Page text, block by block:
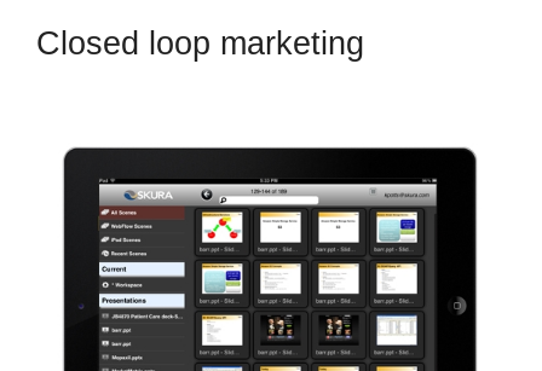
Closed loop marketing